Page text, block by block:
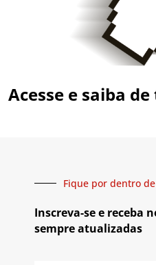
Acesse e saiba
Fique por dentro
Inscreva-se e receba
sempre atualizadas